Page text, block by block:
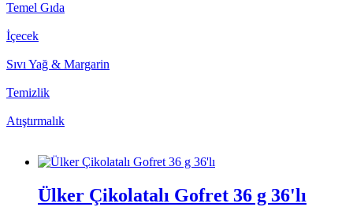
Temel Gıda
İçecek
Sıvı Yağ & Margarin
Temizlik
Atıştırmalık
Ülker Çikolatalı Gofret 36 g 36'lı